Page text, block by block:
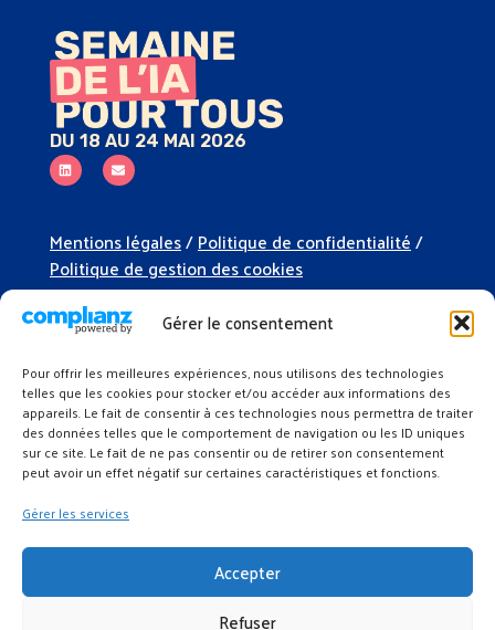
Gérer le consentement
Pour offrir les meilleures expériences, nous utilisons des technologies
telles que les cookies pour stocker et/ou accéder aux informations des
appareils. Le fait de consentir à ces technologies nous permettra de traiter
des données telles que le comportement de navigation ou les ID uniques
sur ce site. Le fait de ne pas consentir ou de retirer son consentement
peut avoir un effet négatif sur certaines caractéristiques et fonctions.
Gérer les services
Accepter
Refuser
DU 18 AU 24 MAI 2026
Mentions légales/Politique de confidentialité/
Politique de gestion des cookies
Organiser un événement
Soutenir l’événement
Espace presse
Kit de communication